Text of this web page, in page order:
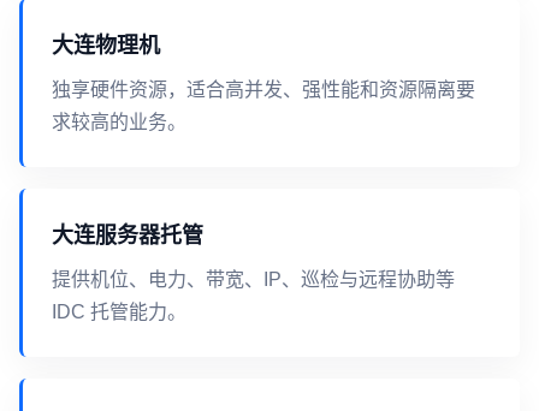
大连物理机
独享硬件资源，适合高并发、强性能和资源隔离要
求较高的业务。
大连服务器托管
提供机位、电力、带宽、IP、巡检与远程协助等
IDC 托管能力。